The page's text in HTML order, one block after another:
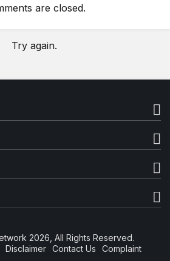
are closed.
Try again.
2026, All Rights Reserved.
Disclaimer Contact Us
Complaint